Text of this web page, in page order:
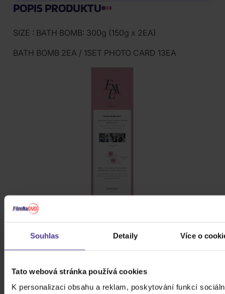
Souhlas Detaily Více o
Tato webová stránka používá cookies
K personalizaci obsahu a reklam, poskytování funkcí
POPIS PRODUKTU
SIZE : BATH BOMB: 300g (150g x 2EA)
BATH BOMB 2EA / 1SET PHOTO CARD 13EA